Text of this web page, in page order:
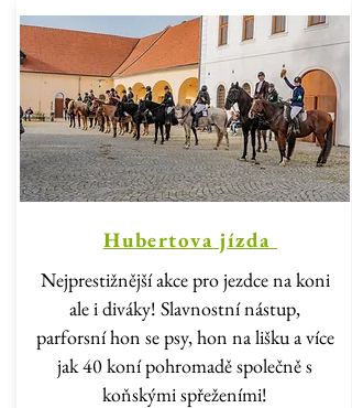
Hubertova jízda
Nejprestižnější akce pro jezdce na koni
ale i diváky! Slavnostní nástup,
parforsní hon se psy, hon na lišku a více
jak 40 koní pohromadě společně s
koňskými spřeženími!